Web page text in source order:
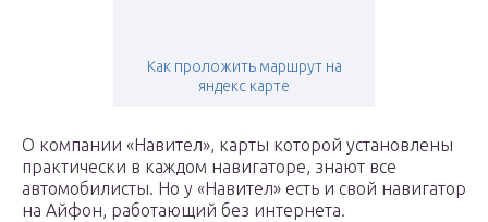
Как проложить маршрут на
яндекс карте
О компании «Навител», карты которой установлены
практически в каждом навигаторе, знают все
автомобилисты. Но у «Навител» есть и свой навигатор
на Айфон, работающий без интернета.